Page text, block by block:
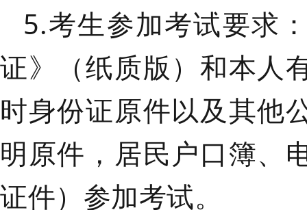
5.考生参加考试要求
证》（纸质版）和本人
时身份证原件以及其他
明原件，居民户口簿、
证件）参加考试。